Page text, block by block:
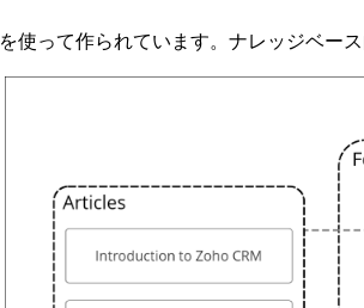
を使って作られています。ナレッジベー